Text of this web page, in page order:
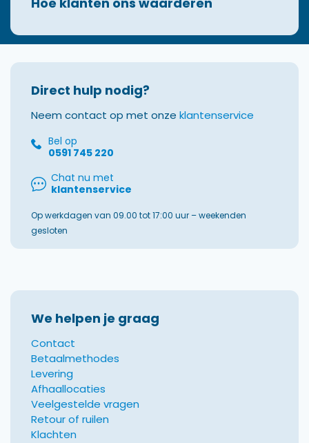
Direct hulp nodig?
Neem contact op met onze klantenservice
Bel op
0591 745 220
Chat nu met
klantenservice
Op werkdagen van 09.00 tot 17:00 uur – weekenden
gesloten
We helpen je graag
Contact
Betaalmethodes
Levering
Afhaallocaties
Veelgestelde vragen
Retour of ruilen
Klachten